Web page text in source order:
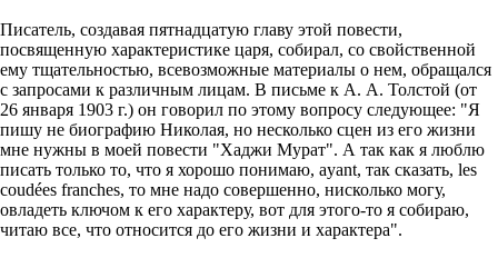
Писатель, создавая пятнадцатую главу этой повести,
посвященную характеристике царя, собирал, со свойственной
ему тщательностью, всевозможные материалы о нем, обращался
с запросами к различным лицам. В письме к А. А. Толстой (от
26 января 1903 г.) он говорил по этому вопросу следующее: "Я
пишу не биографию Николая, но несколько сцен из его жизни
мне нужны в моей повести "Хаджи Мурат". А так как я люблю
писать только то, что я хорошо понимаю, ayant, так сказать, les
coudées franches, то мне надо совершенно, нисколько могу,
овладеть ключом к его характеру, вот для этого-то я собираю,
читаю все, что относится до его жизни и характера".